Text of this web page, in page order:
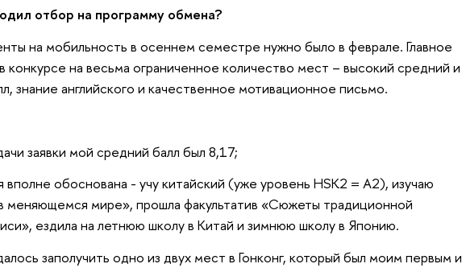
отбор на программу обмена?
на мобильность в осеннем семестре нужно было в феврале. Главное
конкурсе на весьма ограниченное количество мест – высокий средний и
знание английского и качественное мотивационное письмо.
заявки мой средний балл был 8,17;
обоснована - учу китайский (уже уровень HSK2 = А2), изучаю
меняющемся мире», прошла факультатив «Сюжеты традиционной
ездила на летнюю школу в Китай и зимнюю школу в Японию.
заполучить одно из двух мест в Гонконг, который был моим первым и